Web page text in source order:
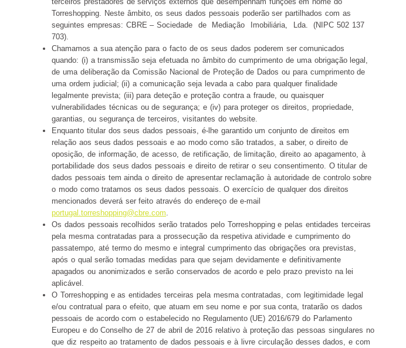
Torreshopping. Neste âmbito, os seus dados pessoais poderão ser partilhados com as
seguintes empresas: CBRE – Sociedade de Mediação Imobiliária, Lda. (NIPC 502 137
703).
Chamamos a sua atenção para o facto de os seus dados poderem ser comunicados
quando: (i) a transmissão seja efetuada no âmbito do cumprimento de uma obrigação legal,
de uma deliberação da Comissão Nacional de Proteção de Dados ou para cumprimento de
uma ordem judicial; (ii) a comunicação seja levada a cabo para qualquer finalidade
legalmente prevista; (iii) para deteção e proteção contra a fraude, ou quaisquer
vulnerabilidades técnicas ou de segurança; e (iv) para proteger os direitos, propriedade,
garantias, ou segurança de terceiros, visitantes do website.
Enquanto titular dos seus dados pessoais, é-lhe garantido um conjunto de direitos em
relação aos seus dados pessoais e ao modo como são tratados, a saber, o direito de
oposição, de informação, de acesso, de retificação, de limitação, direito ao apagamento, à
portabilidade dos seus dados pessoais e direito de retirar o seu consentimento. O titular de
dados pessoais tem ainda o direito de apresentar reclamação à autoridade de controlo sobre
o modo como tratamos os seus dados pessoais. O exercício de qualquer dos direitos
mencionados deverá ser feito através do endereço de e-mail
portugal.torreshopping@cbre.com.
Os dados pessoais recolhidos serão tratados pelo Torreshopping e pelas entidades terceiras
pela mesma contratadas para a prossecução da respetiva atividade e cumprimento do
passatempo, até termo do mesmo e integral cumprimento das obrigações ora previstas,
após o qual serão tomadas medidas para que sejam devidamente e definitivamente
apagados ou anonimizados e serão conservados de acordo e pelo prazo previsto na lei
aplicável.
O Torreshopping e as entidades terceiras pela mesma contratadas, com legitimidade legal
e/ou contratual para o efeito, que atuam em seu nome e por sua conta, tratarão os dados
pessoais de acordo com o estabelecido no Regulamento (UE) 2016/679 do Parlamento
Europeu e do Conselho de 27 de abril de 2016 relativo à proteção das pessoas singulares no
que diz respeito ao tratamento de dados pessoais e à livre circulação desses dados, e com